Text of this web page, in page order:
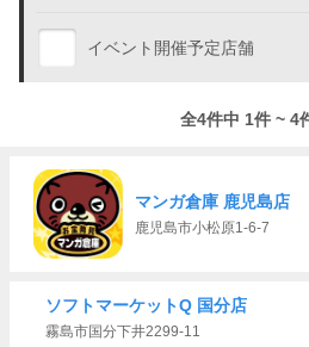
イベント開催予定店舗
全4件中 1件 ~ 4
マンガ倉庫 鹿児島店
鹿児島市小松原1-6-7
ソフトマーケットQ 国分店
霧島市国分下井2299-11